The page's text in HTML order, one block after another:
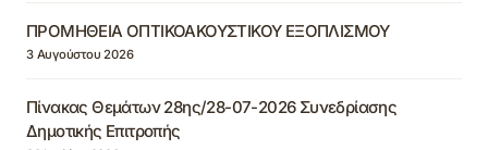
ΠΡΟΜΗΘΕΙΑ ΟΠΤΙΚΟΑΚΟΥΣΤΙΚΟΥ ΕΞΟΠΛΙΣΜΟΥ
3 Αυγούστου 2026
Πίνακας Θεμάτων 28ης/28-07-2026 Συνεδρίασης
Δημοτικής Επιτροπής